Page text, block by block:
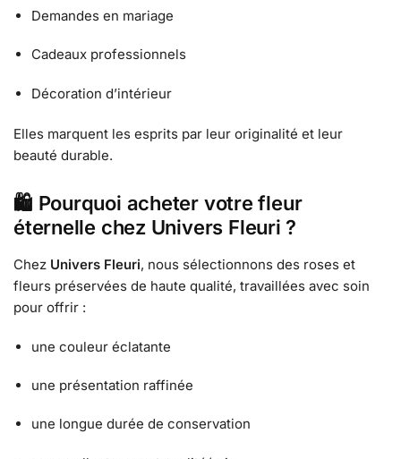
Demandes en mariage
Cadeaux professionnels
Décoration d’intérieur
Elles marquent les esprits par leur originalité et leur
beauté durable.
🛍️ Pourquoi acheter votre fleur
éternelle chez Univers Fleuri ?
Chez Univers Fleuri, nous sélectionnons des roses et
fleurs préservées de haute qualité, travaillées avec soin
pour offrir :
une couleur éclatante
une présentation raffinée
une longue durée de conservation